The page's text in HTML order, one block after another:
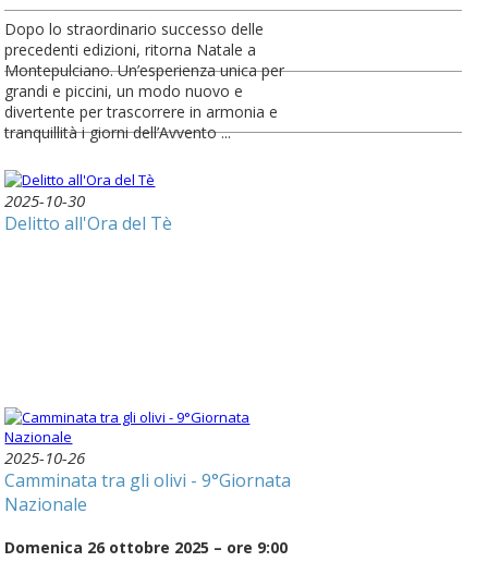
Dopo lo straordinario successo delle
precedenti edizioni, ritorna Natale a
Montepulciano. Un’esperienza unica per
grandi e piccini, un modo nuovo e
divertente per trascorrere in armonia e
tranquillità i giorni dell’Avvento ...
2025-10-30
Delitto all'Ora del Tè
2025-10-26
Camminata tra gli olivi - 9°Giornata
Nazionale
Domenica 26 ottobre 2025 – ore 9:00